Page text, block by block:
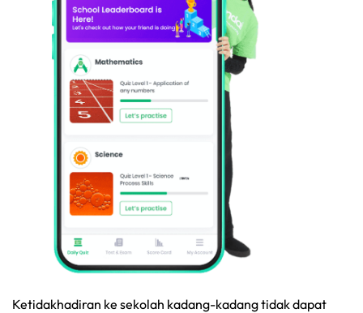
Ketidakhadiran ke sekolah kadang-kadang tidak dapat